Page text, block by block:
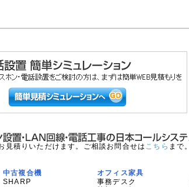
見積りいただけます。ご相談お問合せは こちら まで。
中古複合機
SHARP
オフィス家具
事務デスク